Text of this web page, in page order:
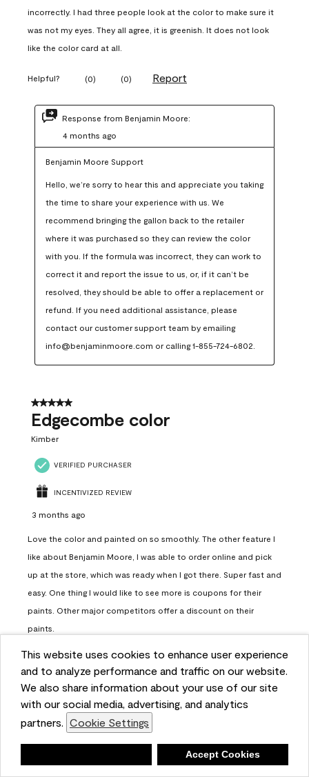
This website uses cookies to enhance user experience
and to analyze performance and traffic on our website.
We also share information about your use of our site
with our social media, advertising, and analytics
partners. Cookie Settings
Accept Cookies
incorrectly. I had three people look at the color to make sure it
was not my eyes. They all agree, it is greenish. It does not look
like the color card at all.
Helpful? (0) (0) Report
Response from Benjamin Moore:
4 months ago
Benjamin Moore Support
Hello, we’re sorry to hear this and appreciate you taking
the time to share your experience with us. We
recommend bringing the gallon back to the retailer
where it was purchased so they can review the color
with you. If the formula was incorrect, they can work to
correct it and report the issue to us, or, if it can’t be
resolved, they should be able to offer a replacement or
refund. If you need additional assistance, please
contact our customer support team by emailing
info@benjaminmoore.com or calling 1-855-724-6802.
5 out of 5 stars.
Edgecombe color
Kimber
VERIFIED PURCHASER
INCENTIVIZED REVIEW
3 months ago
Love the color and painted on so smoothly. The other feature I
like about Benjamin Moore, I was able to order online and pick
up at the store, which was ready when I got there. Super fast and
easy. One thing I would like to see more is coupons for their
paints. Other major competitors offer a discount on their
paints.
Helpful? (0) (0) Report
Load More